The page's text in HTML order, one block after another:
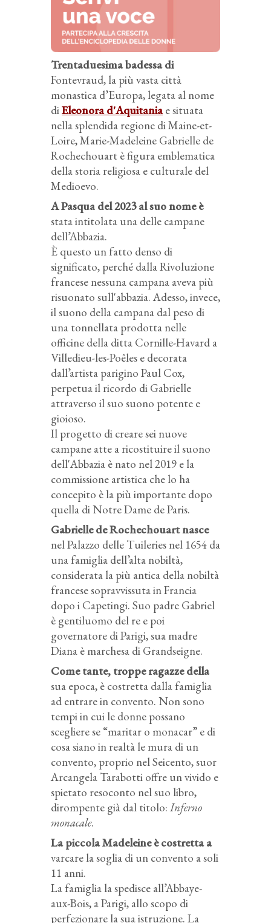
Trentaduesima badessa di
Fontevraud, la più vasta città
monastica d’Europa, legata al nome
diEleonora d'Aquitaniae situata
nella splendida regione di Maine-et-
Loire, Marie-Madeleine Gabrielle de
Rochechouart è figura emblematica
della storia religiosa e culturale del
Medioevo.
A Pasqua del 2023 al suo nome è
stata intitolata una delle campane
dell’Abbazia.
È questo un fatto denso di
significato, perché dalla Rivoluzione
francese nessuna campana aveva più
risuonato sull'abbazia. Adesso, invece,
il suono della campana dal peso di
una tonnellata prodotta nelle
officine della ditta Cornille-Havard a
Villedieu-les-Poêles e decorata
dall’artista parigino Paul Cox,
perpetua il ricordo di Gabrielle
attraverso il suo suono potente e
gioioso.
Il progetto di creare sei nuove
campane atte a ricostituire il suono
dell'Abbazia è nato nel 2019 e la
commissione artistica che lo ha
concepito è la più importante dopo
quella di Notre Dame de Paris.
Gabrielle de Rochechouart nasce
nel Palazzo delle Tuileries nel 1654 da
una famiglia dell’alta nobiltà,
considerata la più antica della nobiltà
francese sopravvissuta in Francia
dopo i Capetingi. Suo padre Gabriel
è gentiluomo del re e poi
governatore di Parigi, sua madre
Diana è marchesa di Grandseigne.
Come tante, troppe ragazze della
sua epoca, è costretta dalla famiglia
ad entrare in convento. Non sono
tempi in cui le donne possano
scegliere se “maritar o monacar” e di
cosa siano in realtà le mura di un
convento, proprio nel Seicento, suor
Arcangela Tarabotti offre un vivido e
spietato resoconto nel suo libro,
dirompente già dal titolo: Inferno
monacale.
La piccola Madeleine è costretta a
varcare la soglia di un convento a soli
11 anni.
La famiglia la spedisce all’Abbaye-
aux-Bois, a Parigi, allo scopo di
perfezionare la sua istruzione. La